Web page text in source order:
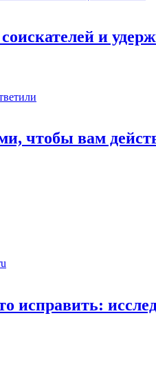
и
чтобы вам
исправить: